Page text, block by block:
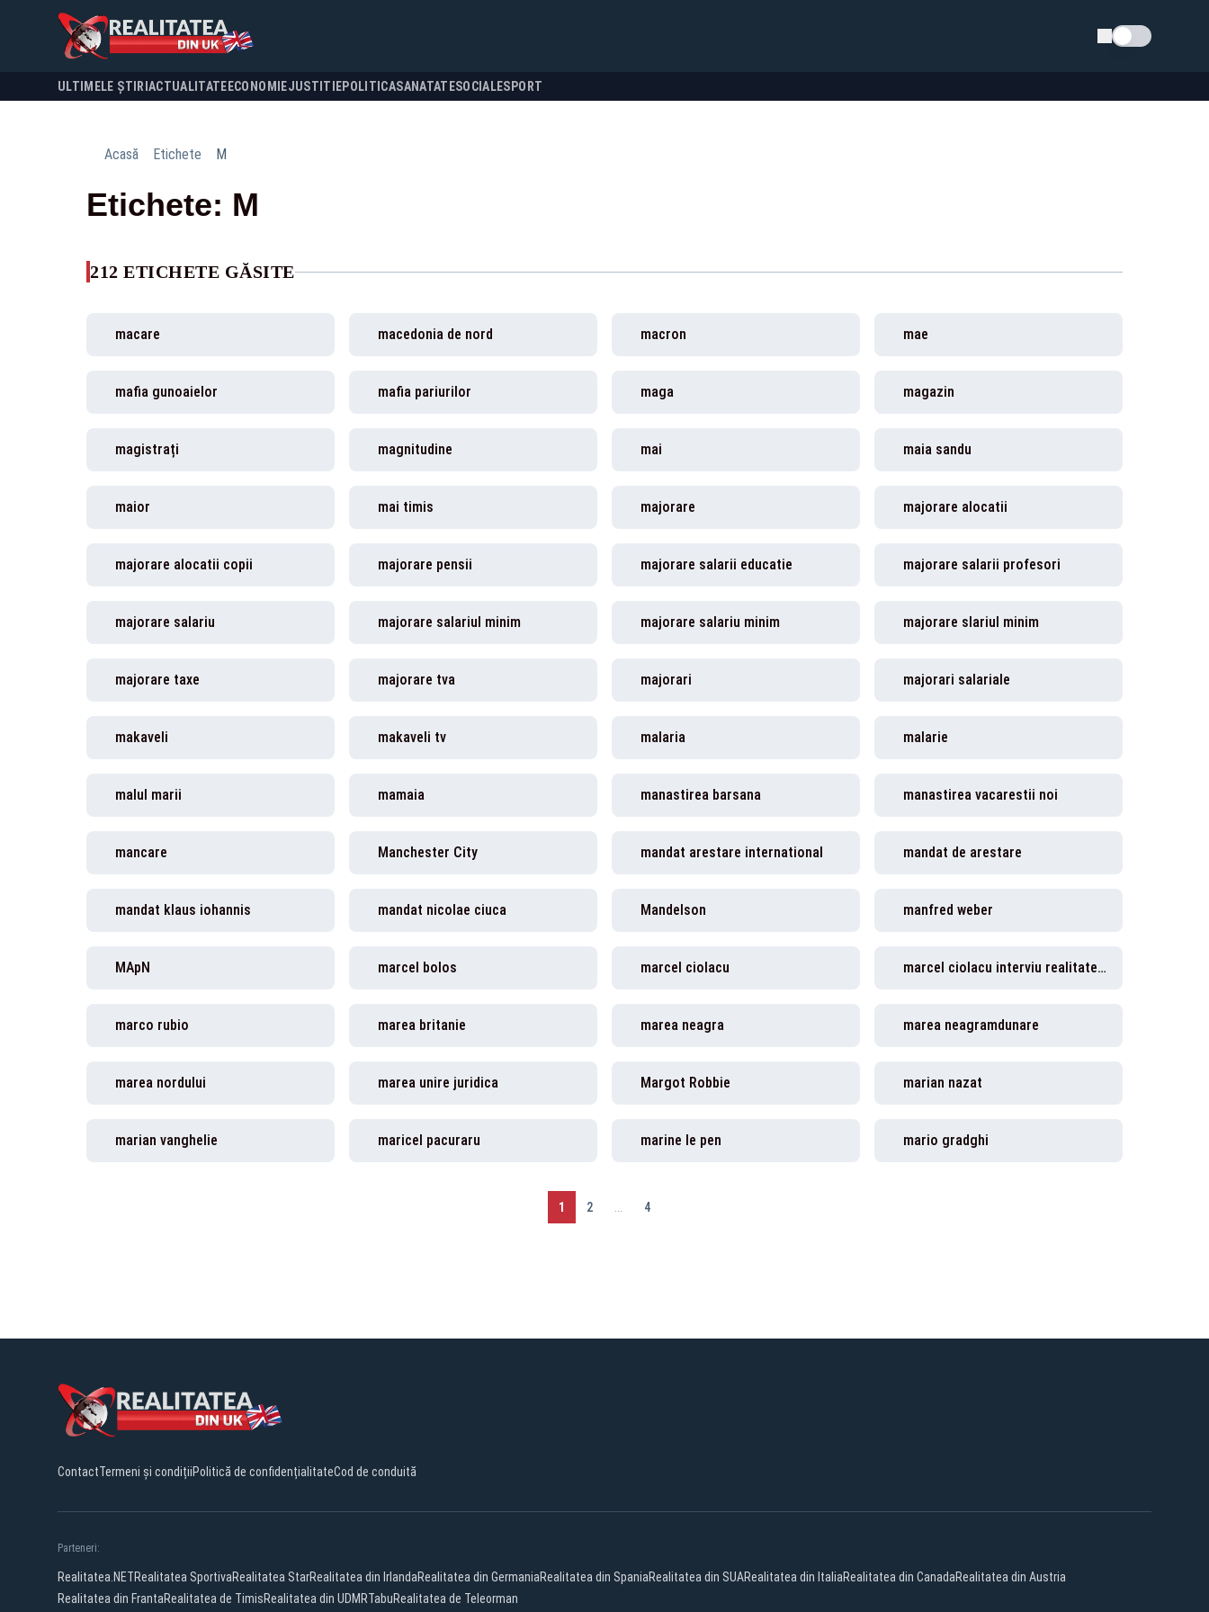
Schimba tema
ULTIMELE ȘTIRI ACTUALITATE ECONOMIEJUSTITIEPOLITICASANATATESOCIALESPORT
Acasă Etichete M
Etichete: M
212 ETICHETE GĂSITE
macare macedonia de nord macron mae
mafia gunoaielor mafia pariurilor maga magazin
magistrați magnitudine mai maia sandu
maior mai timis majorare majorare alocatii
majorare alocatii copii majorare pensii majorare salarii educatie majorare salarii profesori
majorare salariu majorare salariul minim majorare salariu minim majorare slariul minim
majorare taxe majorare tva majorari majorari salariale
makaveli makaveli tv malaria malarie
malul marii mamaia manastirea barsana manastirea vacarestii noi
mancare Manchester City mandat arestare international mandat de arestare
mandat klaus iohannis mandat nicolae ciuca Mandelson manfred weber
MApN marcel bolos marcel ciolacu marcel ciolacu interviu realitatea plus
marco rubio marea britanie marea neagra marea neagramdunare
marea nordului marea unire juridica Margot Robbie marian nazat
marian vanghelie maricel pacuraru marine le pen mario gradghi
1 2 4
ContactTermeni și condițiiPolitică de confidențialitateCod de conduită
Parteneri:
Realitatea.NETRealitatea SportivaRealitatea StarRealitatea din IrlandaRealitatea din GermaniaRealitatea din SpaniaRealitatea din SUARealitatea din ItaliaRealitatea din CanadaRealitatea din Austria
Realitatea din FrantaRealitatea de TimisRealitatea din UDMRTabuRealitatea de Teleorman